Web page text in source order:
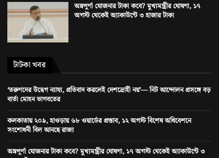
অন্নপূর্ণা যোজনার টাকা কবে? মুখ্যমন্ত্রীর ঘোষণা, ১৭
অগস্ট থেকেই অ্যাকাউন্টে ৩ হাজার টাকা
টাটকা খবর
‘তরুণদের উদ্বেগ ন্যায্য, প্রতিবাদ করলেই দেশদ্রোহী নয়’— নিট আন্দোলন প্রসঙ্গে বড়
বার্তা মোহন ভাগবতের
কলকাতায় ২০৯, হাওড়ায় ৬৮ ওয়ার্ডের প্রস্তাব, ১২ অগস্ট বিশেষ অধিবেশনে
সংশোধনী বিল আনছে রাজ্য
অন্নপূর্ণা যোজনার টাকা কবে? মুখ্যমন্ত্রীর ঘোষণা, ১৭ অগস্ট থেকেই অ্যাকাউন্টে ৩